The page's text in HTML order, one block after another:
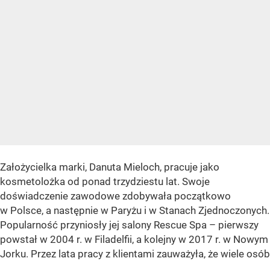
Założycielka marki, Danuta Mieloch, pracuje jako
kosmetolożka od ponad trzydziestu lat. Swoje
doświadczenie zawodowe zdobywała początkowo
w Polsce, a następnie w Paryżu i w Stanach Zjednoczonych.
Popularność przyniosły jej salony Rescue Spa – pierwszy
powstał w 2004 r. w Filadelfii, a kolejny w 2017 r. w Nowym
Jorku. Przez lata pracy z klientami zauważyła, że wiele osób